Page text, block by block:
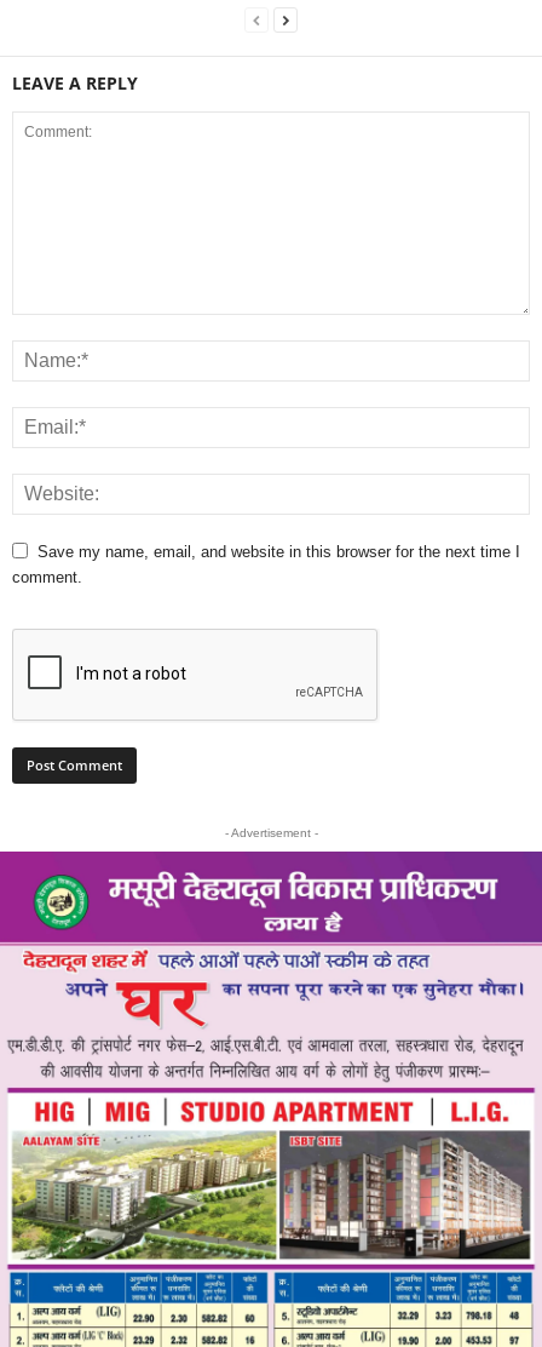
LEAVE A REPLY
Save my name, email, and website in this browser for the next time I
comment.
- Advertisement -